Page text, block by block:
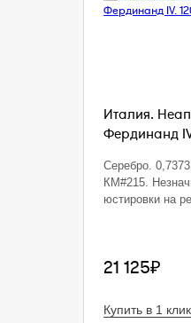
Италия.
Фердинанд
Серебро.
КМ#215.
юстировки на
21 125₽
Купить в 1 клик